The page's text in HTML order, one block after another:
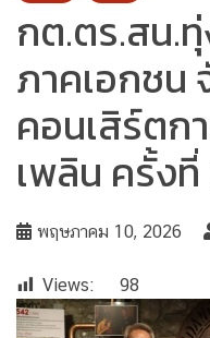
กต.ตร.สน.ทุ่
ภาคเอกชน
คอนเสิร์ตก
เพลิน ครั้งที่
พฤษภาคม 10, 2026
Views: 98